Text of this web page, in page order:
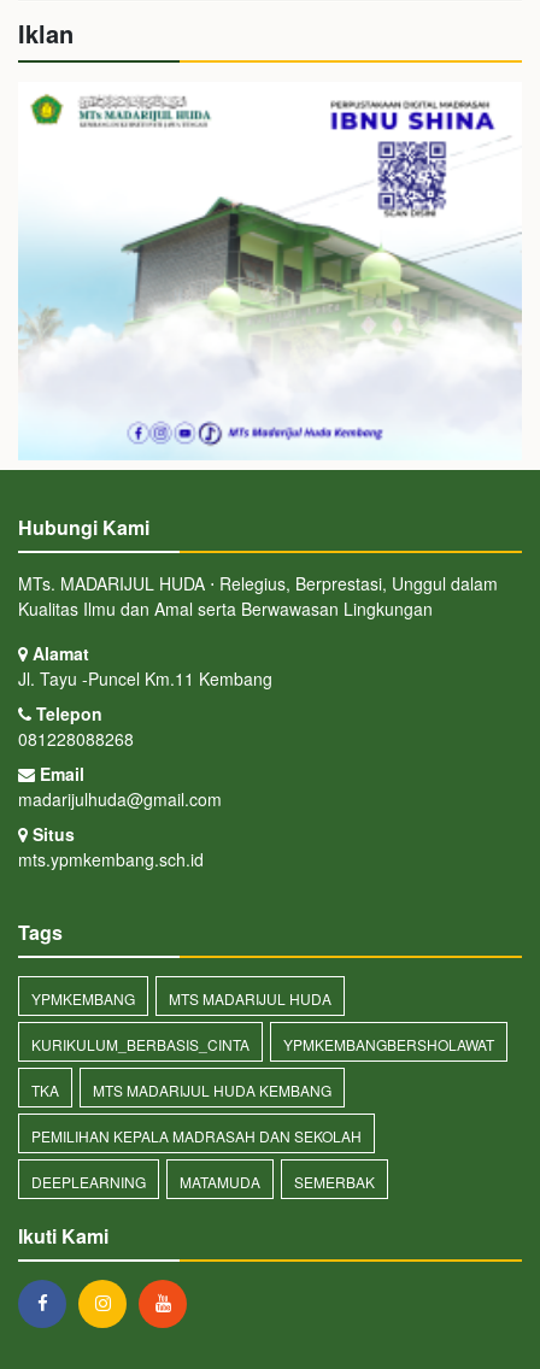
Iklan
Hubungi Kami
MTs. MADARIJUL HUDA ⋅ Relegius, Berprestasi, Unggul dalam
Kualitas Ilmu dan Amal serta Berwawasan Lingkungan
Alamat
Jl. Tayu -Puncel Km.11 Kembang
Telepon
081228088268
Email
madarijulhuda@gmail.com
Situs
mts.ypmkembang.sch.id
Tags
YPMKEMBANG MTS MADARIJUL HUDA
KURIKULUM_BERBASIS_CINTA YPMKEMBANGBERSHOLAWAT
TKA MTS MADARIJUL HUDA KEMBANG
PEMILIHAN KEPALA MADRASAH DAN SEKOLAH
DEEPLEARNING MATAMUDA SEMERBAK
Ikuti Kami